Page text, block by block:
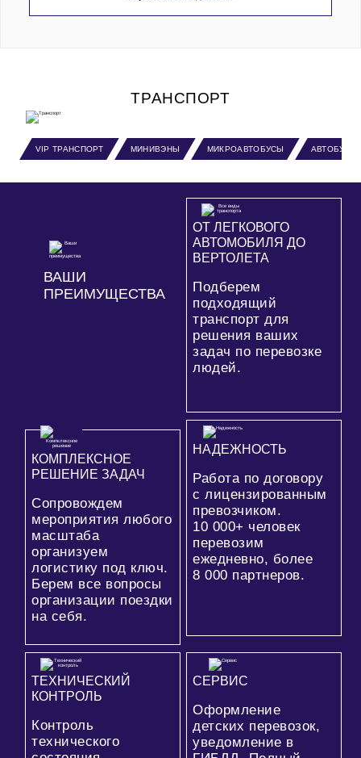
ТРАНСПОРТ
VIP ТРАНСПОРТ МИНИВЭНЫ МИКРОАВТОБУСЫ АВТОБУСЫ
ВАШИ
ПРЕИМУЩЕСТВА
ОТ ЛЕГКОВОГО
АВТОМОБИЛЯ ДО
ВЕРТОЛЕТА
Подберем
подходящий
транспорт для
решения ваших
задач по перевозке
людей.
КОМПЛЕКСНОЕ
РЕШЕНИЕ ЗАДАЧ
Сопровождем
мероприятия любого
масштаба
организуем
логистику под ключ.
Берем все вопросы
организации поездки
на себя.
НАДЕЖНОСТЬ
Работа по договору
с лицензированным
превозчиком.
10 000+ человек
перевозим
ежедневно, более
8 000 партнеров.
ТЕХНИЧЕСКИЙ
КОНТРОЛЬ
Контроль
технического
СЕРВИС
Оформление
детских перевозок,
уведомление в